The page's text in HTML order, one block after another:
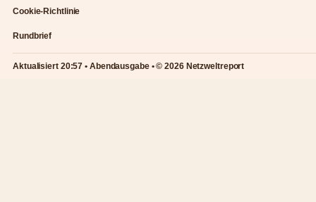
Cookie-Richtlinie
Rundbrief
Aktualisiert 20:57 • Abendausgabe • © 2026 Netzweltreport